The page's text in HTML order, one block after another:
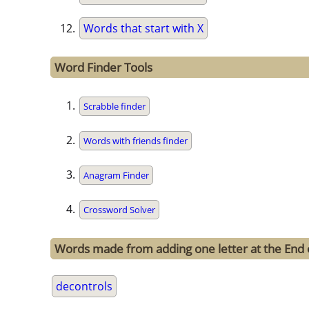
Words that start with X
Word Finder Tools
Scrabble finder
Words with friends finder
Anagram Finder
Crossword Solver
Words made from adding one letter at the
decontrols